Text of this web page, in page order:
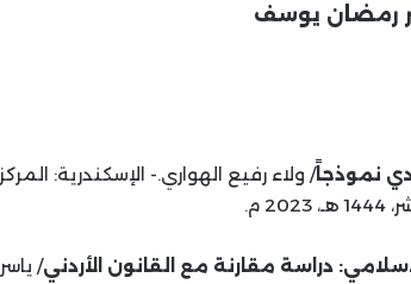
رمضان يوسف
نموذجاً/ ولاء رفيع الهواري.- الإسكندرية: المركز
م.
دراسة مقارنة مع القانون الأردني/ ياسر